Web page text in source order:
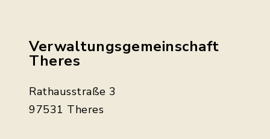
Verwaltungsgemeinschaft
Theres
Rathausstraße 3
97531 Theres